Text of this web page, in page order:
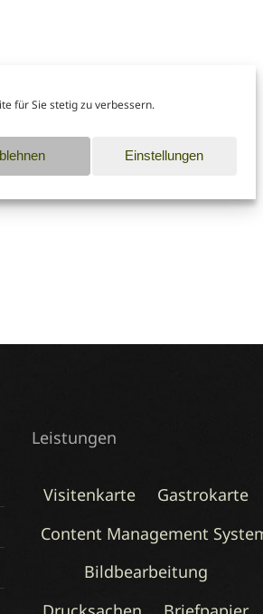
für Sie stetig zu verbessern.
Einstellungen
Leistungen
Visitenkarte
Gastrokarte
Content Management
Bildbearbeitung